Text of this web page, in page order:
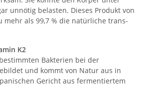
unnötig belasten. Dieses Produkt von
mehr als 99,7 % die natürliche trans-
K2
Bakterien bei der
und kommt von Natur aus in
Gericht aus fermentiertem